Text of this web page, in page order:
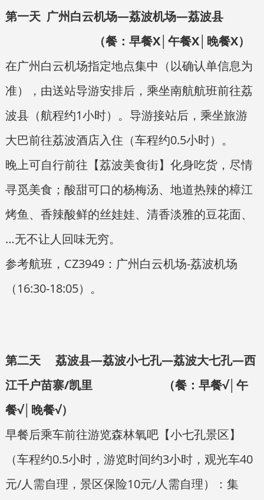
第一天 广州白云机场—荔波机场—荔波县
（餐：早餐X│午餐X│晚餐X）
在广州白云机场指定地点集中（以确认单信息为
准），由送站导游安排后，乘坐南航航班前往荔
波县（航程约1小时）。导游接站后，乘坐旅游
大巴前往荔波酒店入住（车程约0.5小时）。
晚上可自行前往【荔波美食街】化身吃货，尽情
寻觅美食；酸甜可口的杨梅汤、地道热辣的樟江
烤鱼、香辣酸鲜的丝娃娃、清香淡雅的豆花面、
…无不让人回味无穷。
参考航班，CZ3949：广州白云机场-荔波机场
（16:30-18:05）。
第二天 荔波县—荔波小七孔—荔波大七孔—西
江千户苗寨/凯里 （餐：早餐√│午
餐√│晚餐√）
早餐后乘车前往游览森林氧吧【小七孔景区】
（车程约0.5小时，游览时间约3小时，观光车40
元/人需自理，景区保险10元/人需自理）：集